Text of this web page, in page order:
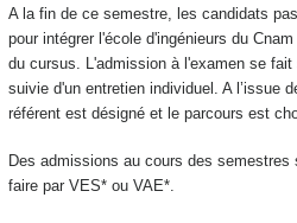
A la fin de ce semestre, les candidats
pour intégrer l'école d'ingénieurs du
ducursus. L'admission à l'examen se fait
suivied'un entretien individuel. A l’issue
référent estdésigné et le parcours est
Des admissions au cours des
faire par VES* ou VAE*.